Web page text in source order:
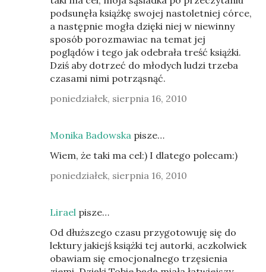
podsunęła książkę swojej nastoletniej córce,
a następnie mogła dzięki niej w niewinny
sposób porozmawiac na temat jej
poglądów i tego jak odebrała treść książki.
Dziś aby dotrzeć do młodych ludzi trzeba
czasami nimi potrząsnąć.
poniedziałek, sierpnia 16, 2010
Monika Badowska pisze…
Wiem, że taki ma cel:) I dlatego polecam:)
poniedziałek, sierpnia 16, 2010
Lirael pisze…
Od dłuższego czasu przygotowuję się do
lektury jakiejś książki tej autorki, aczkolwiek
obawiam się emocjonalnego trzęsienia